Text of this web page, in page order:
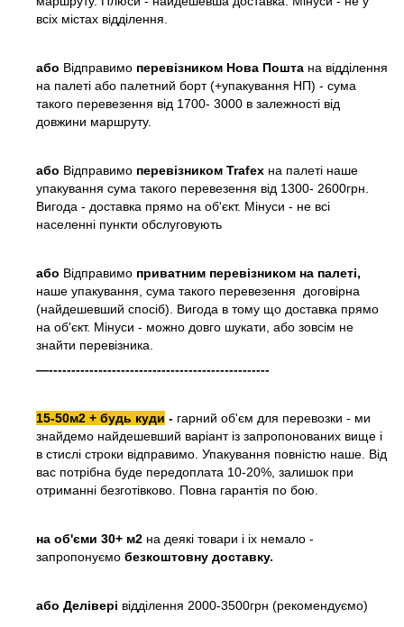
всіх містах відділення.
або Відправимо перевізником Нова Пошта на відділення
на палеті або палетний борт (+упакування НП) - сума
такого перевезення від 1700- 3000 в залежності від
довжини маршруту.
або Відправимо перевізником Trafex на палеті наше
упакування сума такого перевезення від 1300- 2600грн.
Вигода - доставка прямо на об'єкт. Мінуси - не всі
населенні пункти обслуговують
або Відправимо приватним перевізником на палеті,
наше упакування, сума такого перевезення договірна
(найдешевший спосіб). Вигода в тому що доставка прямо
на об'єкт. Мінуси - можно довго шукати, або зовсім не
знайти перевізника.
—-------------------------------------------------
15-50м2 + будь куди - гарний об'єм для перевозки - ми
знайдемо найдешевший варіант із запропонованих вище і
в стислі строки відправимо. Упакування повністю наше. Від
вас потрібна буде передоплата 10-20%, залишок при
отриманні безготівково. Повна гарантія по бою.
на об'єми 30+ м2 на деякі товари і іх немало -
запропонуємо безкоштовну доставку.
або Делівері відділення 2000-3500грн (рекомендуємо)